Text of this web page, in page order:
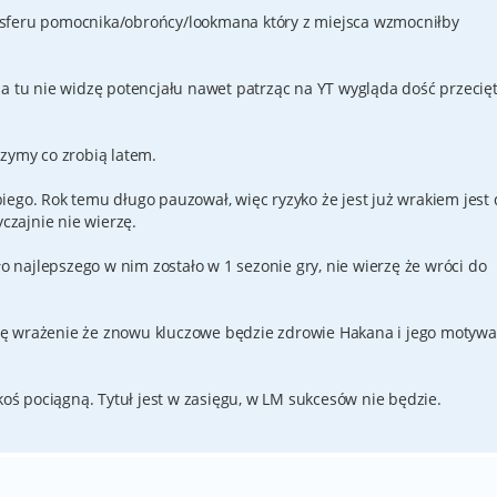
pomocnika/obrońcy/lookmana który z miejsca wzmocniłby
tu nie widzę potencjału nawet patrząc na YT wygląda dość
co zrobią latem.
Rok temu długo pauzował, więc ryzyko że jest już wrakiem jest
nie wierzę.
najlepszego w nim zostało w 1 sezonie gry, nie wierzę że wróci do
wrażenie że znowu kluczowe będzie zdrowie Hakana i jego
pociągną. Tytuł jest w zasięgu, w LM sukcesów nie będzie.